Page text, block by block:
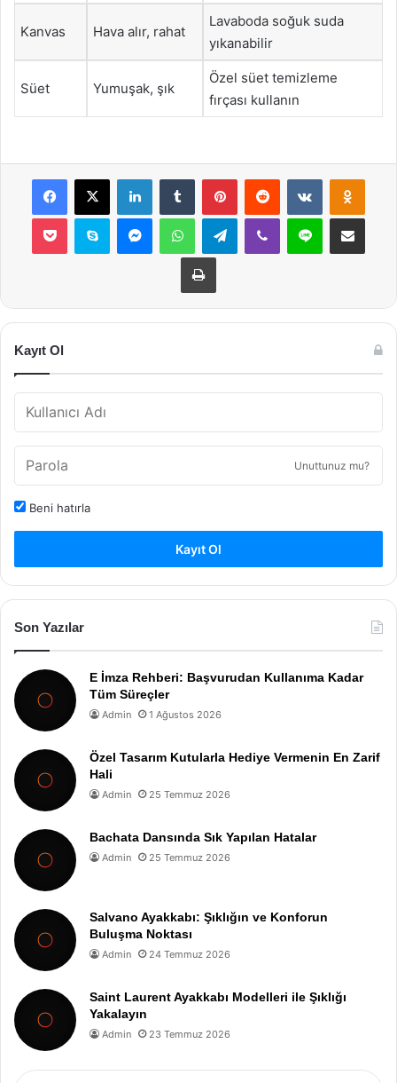
Kanvas Hava alır, rahat
Lavaboda soğuk suda
yıkanabilir
Süet Yumuşak, şık
Özel süet temizleme
fırçası kullanın
Facebook
X LinkedInTumblr PinterestReddit VKontakte
Pocket Skype MessengerWhatsAppTelegramViber Line E-Posta ile
Yazdır
Kayıt Ol
Unuttunuz mu?
Beni hatırla
Kayıt Ol
Son Yazılar
E İmza Rehberi: Başvurudan Kullanıma Kadar
Tüm Süreçler
Admin 1 Ağustos 2026
Özel Tasarım Kutularla Hediye Vermenin En Zarif
Hali
Admin 25 Temmuz 2026
Bachata Dansında Sık Yapılan Hatalar
Admin 25 Temmuz 2026
Salvano Ayakkabı: Şıklığın ve Konforun
Buluşma Noktası
Admin 24 Temmuz 2026
Saint Laurent Ayakkabı Modelleri ile Şıklığı
Yakalayın
Admin 23 Temmuz 2026